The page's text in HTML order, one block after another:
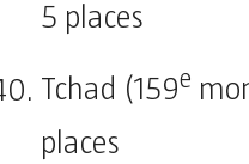
5 places
Tchad (159e
places